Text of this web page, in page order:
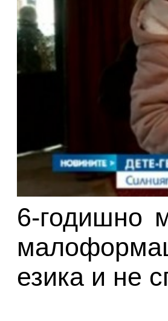
6-годишно
езика и не